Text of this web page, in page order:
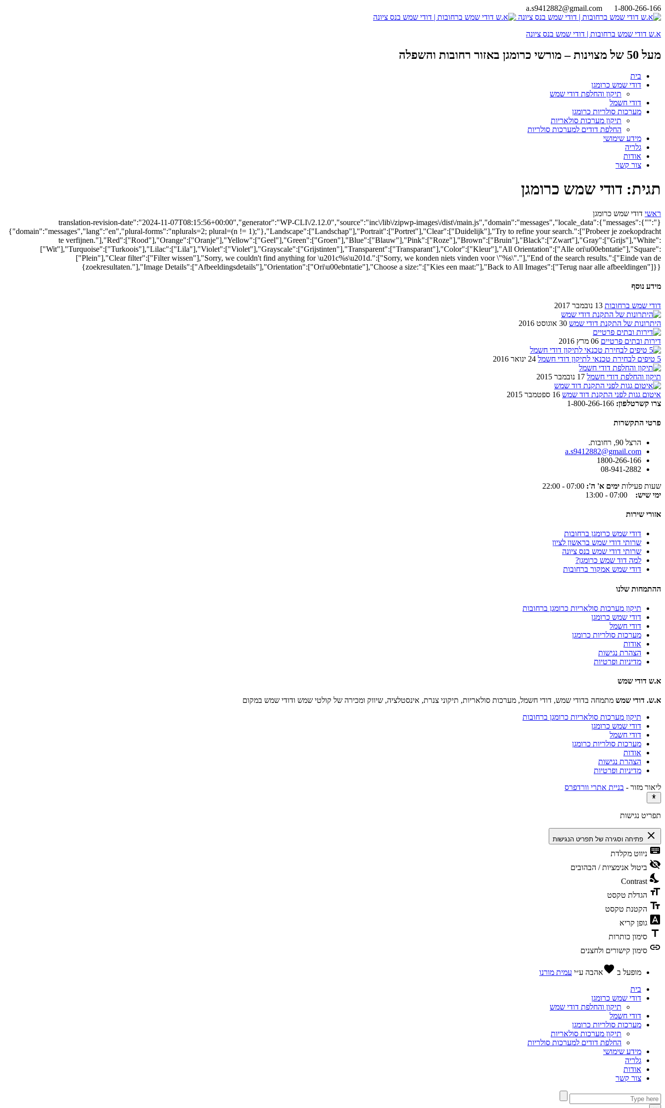
a.s9412882@gmail.com 1-800-266-166
א.ש דודי שמש ברחובות | דודי שמש בנס ציונה
מעל 50 של מצוינות – מורשי כרומגן באזור רחובות והשפלה
בית
דודי שמש כרומגן
תיקון והחלפת דודי שמש
דודי חשמל
מערכות סולריות כרומגן
תיקון מערכות סולאריות
החלפת דודים למערכות סולריות
מידע שימושי
גלריה
אודות
צור קשר
תגית: דודי שמש כרומגן
ראשי דודי שמש כרומגן
{"translation-revision-date":"2024-11-07T08:15:56+00:00","generator":"WP-CLI\/2.12.0","source":"inc\/lib\/zipwp-images\/dist\/main.js","domain":"messages","locale_data":{"messages":{"":
{"domain":"messages","lang":"en","plural-forms":"nplurals=2; plural=(n != 1);"},"Landscape":["Landschap"],"Portrait":["Portret"],"Clear":["Duidelijk"],"Try to refine your search.":["Probeer je zoekopdracht
te verfijnen."],"Red":["Rood"],"Orange":["Oranje"],"Yellow":["Geel"],"Green":["Groen"],"Blue":["Blauw"],"Pink":["Roze"],"Brown":["Bruin"],"Black":["Zwart"],"Gray":["Grijs"],"White":
["Wit"],"Turquoise":["Turkoois"],"Lilac":["Lila"],"Violet":["Violet"],"Grayscale":["Grijstinten"],"Transparent":["Transparant"],"Color":["Kleur"],"All Orientation":["Alle ori\u00ebntatie"],"Square":
["Plein"],"Clear filter":["Filter wissen"],"Sorry, we couldn't find anything for \u201c%s\u201d.":["Sorry, we konden niets vinden voor \"%s\"."],"End of the search results.":["Einde van de
zoekresultaten."],"Image Details":["Afbeeldingsdetails"],"Orientation":["Ori\u00ebntatie"],"Choose a size:":["Kies een maat:"],"Back to All Images":["Terug naar alle afbeeldingen"]}}}
מידע נוסף
דודי שמש ברחובות 13 נובמבר 2017
היתרונות של התקנת דודי שמש 30 אוגוסט 2016
דירות ובתים פרטיים 06 מרץ 2016
5 טיפים לבחירת טכנאי לתיקון דודי חשמל 24 ינואר 2016
תיקון והחלפת דודי חשמל 17 נובמבר 2015
איטום גגות לפני התקנת דוד שמש 16 ספטמבר 2015
צרו קשרטלפון:
פרטי התקשרות
הרצל 90, רחובות.
a.s9412882@gmail.com
1800-266-166
08-941-2882
שעות פעילות ימים א' ה':
ימי שיש:
אזורי שירות
דודי שמש כרומגן ברחובות
שרותי דודי שמש בראשון לציון
שרותי דודי שמש בנס ציונה
למה דוד שמש כרומגן?
דודי שמש אמקור ברחובות
ההתמחות שלנו
תיקון מערכות סולאריות כרומגן ברחובות
דודי שמש כרומגן
דודי חשמל
מערכות סולריות כרומגן
אודות
הצהרת נגישות
מדיניות ופרטיות
א.ש דודי שמש
א.ש. דודי שמש מתמחה בדודי שמש, דודי חשמל, מערכות סולאריות, תיקוני צנרת, אינסטלציה, שיווק ומכירה של קולטי שמש ודודי שמש במקום
תיקון מערכות סולאריות כרומגן ברחובות
דודי שמש כרומגן
דודי חשמל
מערכות סולריות כרומגן
אודות
הצהרת נגישות
מדיניות ופרטיות
ליאור מזור - בניית אתרי וורדפרס
תפריט נגישות
close פתיחה וסגירה של תפריט הנגישות
keyboard ניווט מקלדת
visibility_off ביטול אנימציות / הבהובים
nights_stay
Contrast
format_size הגדלת טקסט
text_fields הקטנת טקסט
font_download גופן קריא
title סימון כותרות
link סימון קישורים ולחצנים
מופעל ב favoriteאהבה ע״י עמית מורנו
בית
דודי שמש כרומגן
תיקון והחלפת דודי שמש
דודי חשמל
מערכות סולריות כרומגן
תיקון מערכות סולאריות
החלפת דודים למערכות סולריות
מידע שימושי
גלריה
אודות
צור קשר